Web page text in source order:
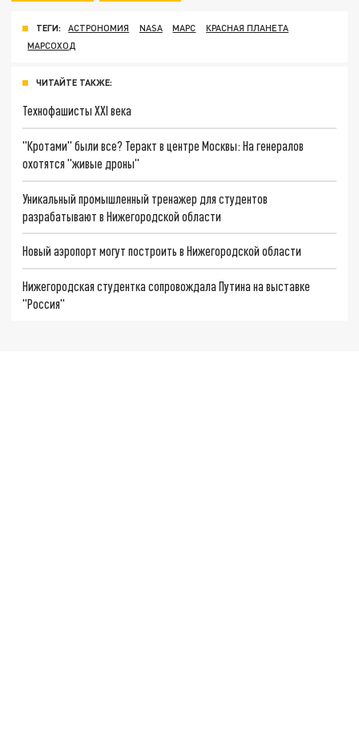
ТЕГИ: АСТРОНОМИЯ NASA МАРС
КРАСНАЯ ПЛАНЕТА
МАРСОХОД
ЧИТАЙТЕ ТАКЖЕ:
Технофашисты XXI века
"Кротами" были все? Теракт в центре Москвы: На генералов
охотятся "живые дроны"
Уникальный промышленный тренажер для студентов
разрабатывают в Нижегородской области
Новый аэропорт могут построить в Нижегородской области
Нижегородская студентка сопровождала Путина на выставке
"Россия"